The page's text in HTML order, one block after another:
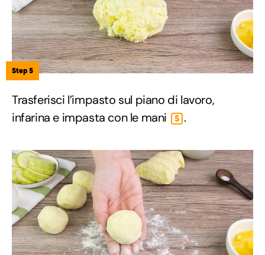
Step 5
Trasferisci l’impasto sul piano di lavoro,
infarina e impasta con le mani
5 .